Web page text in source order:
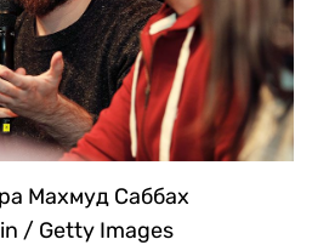
Махмуд Саббах
/ Getty Images